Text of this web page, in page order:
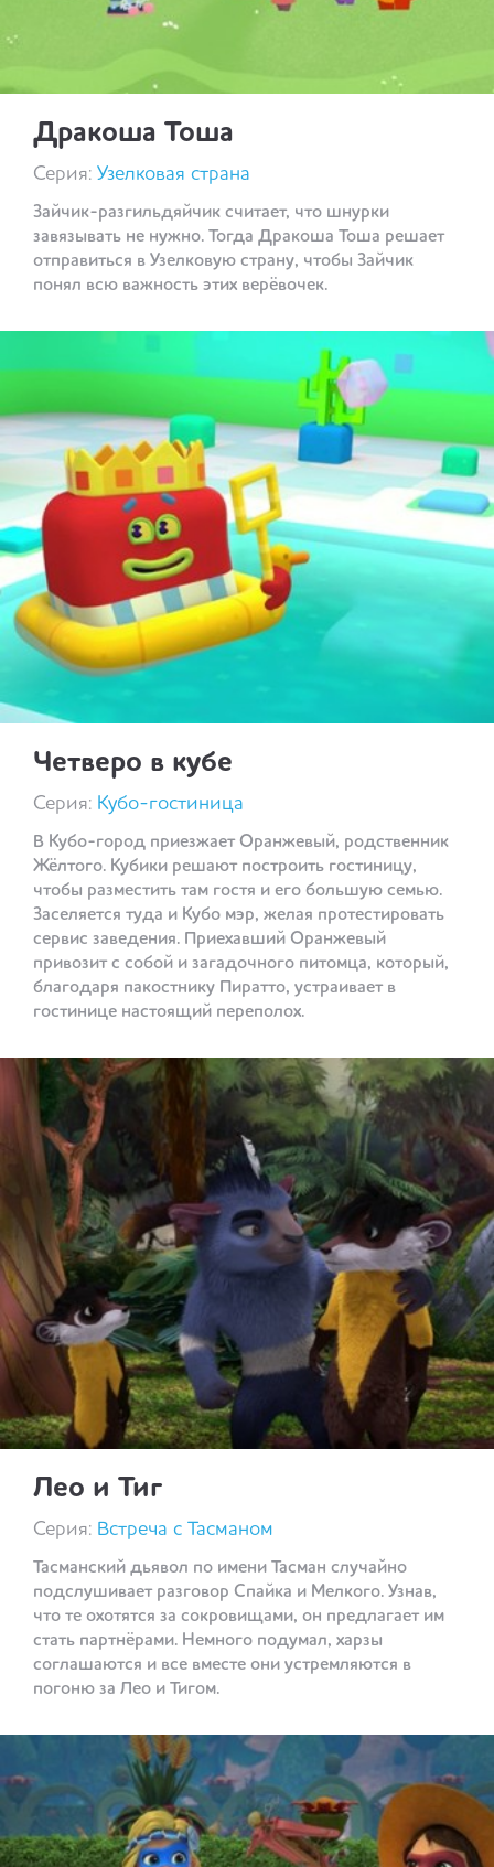
Дракоша Тоша
Серия: Узелковая страна
Зайчик-разгильдяйчик считает, что шнурки
завязывать не нужно. Тогда Дракоша Тоша решает
отправиться в Узелковую страну, чтобы Зайчик
понял всю важность этих верёвочек.
Четверо в кубе
Серия: Кубо-гостиница
В Кубо-город приезжает Оранжевый, родственник
Жёлтого. Кубики решают построить гостиницу,
чтобы разместить там гостя и его большую семью.
Заселяется туда и Кубо мэр, желая протестировать
сервис заведения. Приехавший Оранжевый
привозит с собой и загадочного питомца, который,
благодаря пакостнику Пиратто, устраивает в
гостинице настоящий переполох.
Лео и Тиг
Серия: Встреча с Тасманом
Тасманский дьявол по имени Тасман случайно
подслушивает разговор Спайка и Мелкого. Узнав,
что те охотятся за сокровищами, он предлагает им
стать партнёрами. Немного подумал, харзы
соглашаются и все вместе они устремляются в
погоню за Лео и Тигом.